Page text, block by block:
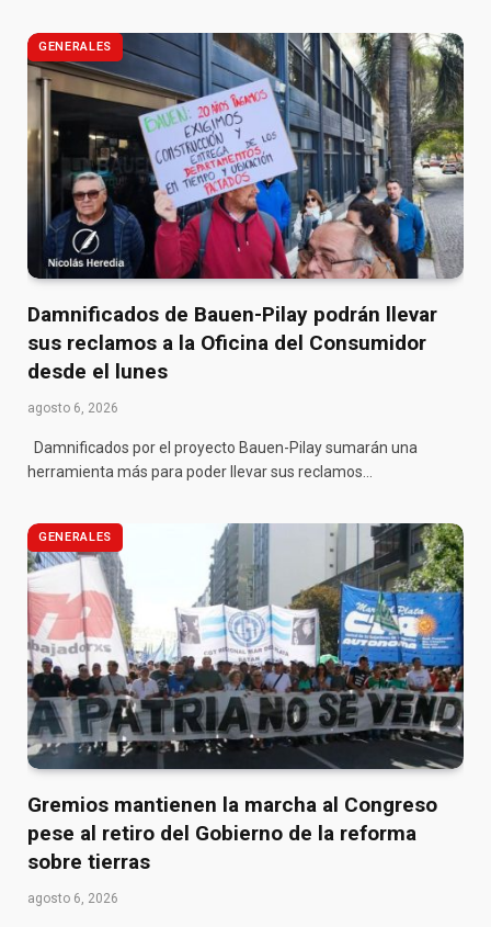
GENERALES
Damnificados de Bauen-Pilay podrán llevar
sus reclamos a la Oficina del Consumidor
desde el lunes
agosto 6, 2026
Damnificados por el proyecto Bauen-Pilay sumarán una
herramienta más para poder llevar sus reclamos…
GENERALES
Gremios mantienen la marcha al Congreso
pese al retiro del Gobierno de la reforma
sobre tierras
agosto 6, 2026